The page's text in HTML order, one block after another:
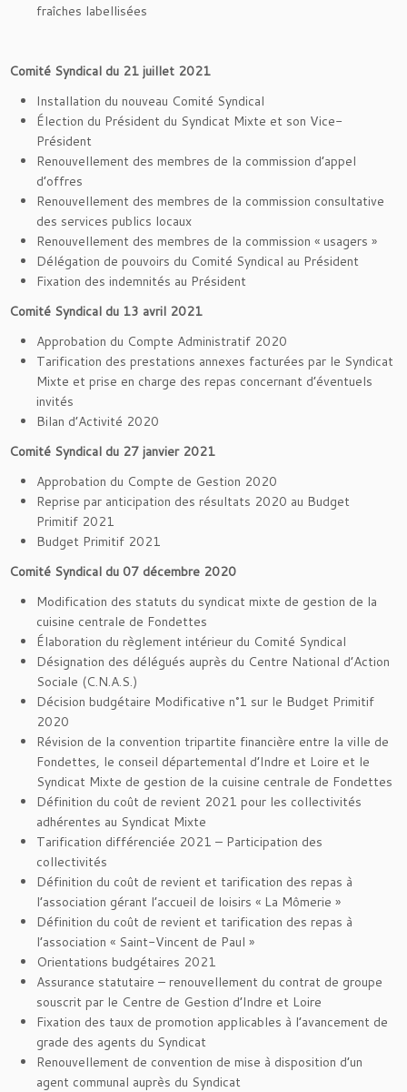
fraîches labellisées
Comité Syndical du 21 juillet 2021
Installation du nouveau Comité Syndical
Élection du Président du Syndicat Mixte et son Vice-
Président
Renouvellement des membres de la commission d’appel
d’offres
Renouvellement des membres de la commission consultative
des services publics locaux
Renouvellement des membres de la commission « usagers »
Délégation de pouvoirs du Comité Syndical au Président
Fixation des indemnités au Président
Comité Syndical du 13 avril 2021
Approbation du Compte Administratif 2020
Tarification des prestations annexes facturées par le Syndicat
Mixte et prise en charge des repas concernant d’éventuels
invités
Bilan d’Activité 2020
Comité Syndical du 27 janvier 2021
Approbation du Compte de Gestion 2020
Reprise par anticipation des résultats 2020 au Budget
Primitif 2021
Budget Primitif 2021
Comité Syndical du 07 décembre 2020
Modification des statuts du syndicat mixte de gestion de la
cuisine centrale de Fondettes
Élaboration du règlement intérieur du Comité Syndical
Désignation des délégués auprès du Centre National d’Action
Sociale (C.N.A.S.)
Décision budgétaire Modificative n°1 sur le Budget Primitif
2020
Révision de la convention tripartite financière entre la ville de
Fondettes, le conseil départemental d’Indre et Loire et le
Syndicat Mixte de gestion de la cuisine centrale de Fondettes
Définition du coût de revient 2021 pour les collectivités
adhérentes au Syndicat Mixte
Tarification différenciée 2021 – Participation des
collectivités
Définition du coût de revient et tarification des repas à
l’association gérant l’accueil de loisirs « La Mômerie »
Définition du coût de revient et tarification des repas à
l’association « Saint-Vincent de Paul »
Orientations budgétaires 2021
Assurance statutaire – renouvellement du contrat de groupe
souscrit par le Centre de Gestion d’Indre et Loire
Fixation des taux de promotion applicables à l’avancement de
grade des agents du Syndicat
Renouvellement de convention de mise à disposition d’un
agent communal auprès du Syndicat